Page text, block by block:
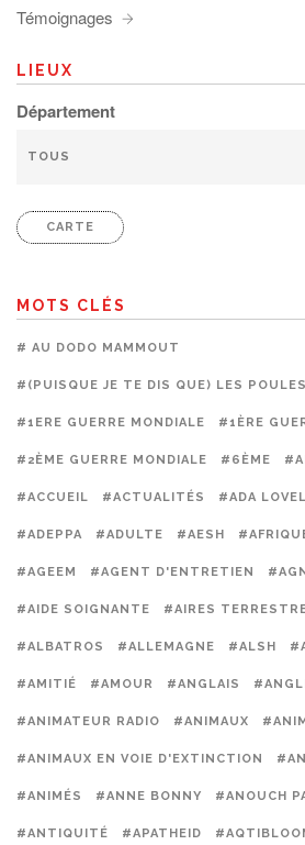
Témoignages
LIEUX
Département
CARTE
MOTS CLÉS
# AU DODO MAMMOUT
#(PUISQUE JE TE DIS QUE) LES
#1ERE GUERRE MONDIALE #1ÈRE
#2ÈME GUERRE MONDIALE #6ÈME
#ACCUEIL #ACTUALITÉS #ADA
#ADEPPA #ADULTE #AESH
#AGEEM #AGENT D'ENTRETIEN
#AIDE SOIGNANTE #AIRES
#ALBATROS #ALLEMAGNE #ALSH
#AMITIÉ #AMOUR #ANGLAIS
#ANIMATEUR RADIO #ANIMAUX
#ANIMAUX EN VOIE D'EXTINCTION
#ANIMÉS #ANNE BONNY #ANOUCH
#ANTIQUITÉ #APATHEID